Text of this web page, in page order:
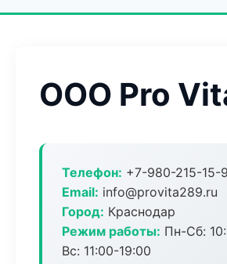
ООО Pro
Телефон: +7-980-215-15-
Email: info@provita289.ru
Город: Краснодар
Режим работы: Пн-Сб:
Вс: 11:00-19:00